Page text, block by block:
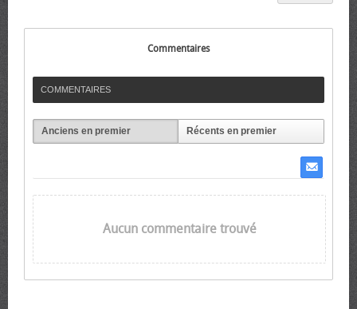
Commentaires
COMMENTAIRES
Anciens en premier Récents en premier
Aucun commentaire trouvé